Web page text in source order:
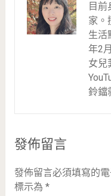
目
家。
生活
年2
女兒
鈴鐺
發佈留言
發佈留言必須填寫的
標示為 *